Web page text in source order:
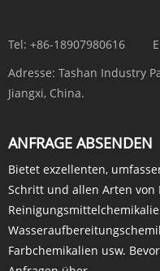
Tel: +86-18907980616
Adresse: Tashan Industry
Jiangxi, China.
ANFRAGE ABSENDEN
Bietet exzellenten,
Schritt und allen Arten von
Farbchemikalien usw.